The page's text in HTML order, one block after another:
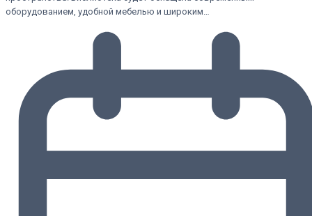
оборудованием, удобной мебелью и широким…